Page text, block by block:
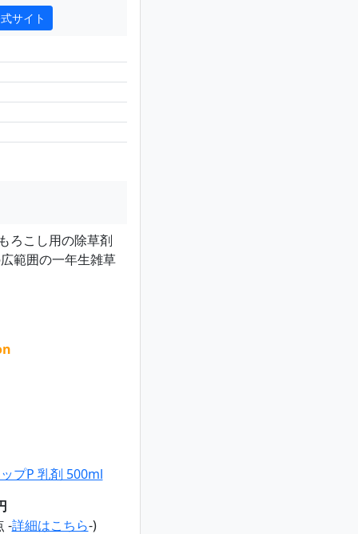
サイト
ろこし用の除草剤
範囲の一年生雑草
プP 乳剤 500ml
-詳細はこちら-)